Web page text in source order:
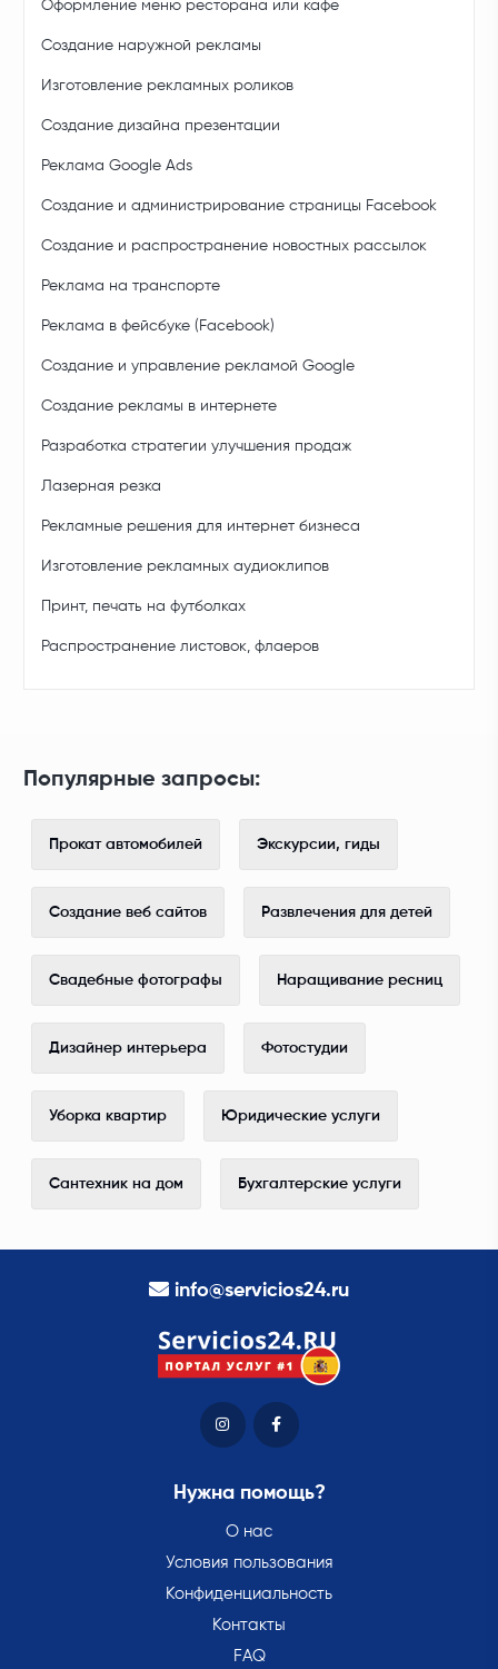
Оформление меню ресторана или кафе
Создание наружной рекламы
Изготовление рекламных роликов
Создание дизайна презентации
Реклама Google Ads
Создание и администрирование страницы Facebook
Создание и распространение новостных рассылок
Реклама на транспорте
Реклама в фейсбуке (Facebook)
Создание и управление рекламой Google
Создание рекламы в интернете
Разработка стратегии улучшения продаж
Лазерная резка
Рекламные решения для интернет бизнеса
Изготовление рекламных аудиоклипов
Принт, печать на футболках
Распространение листовок, флаеров
Популярные запросы:
Прокат автомобилей Экскурсии, гиды
Создание веб сайтов Развлечения для детей
Свадебные фотографы Наращивание ресниц
Дизайнер интерьера Фотостудии
Уборка квартир Юридические услуги
Сантехник на дом Бухгалтерские услуги
info@servicios24.ru
Нужна помощь?
О нас
Условия пользования
Конфиденциальность
Контакты
FAQ